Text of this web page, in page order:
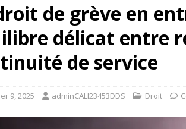
[ août 4, 2026 ] Avocats succession
[ août 8, 2026 ] Diffamation : comment
de grève en
délicat entre
de service
9, 2025 adminCALI23453DDS Droit